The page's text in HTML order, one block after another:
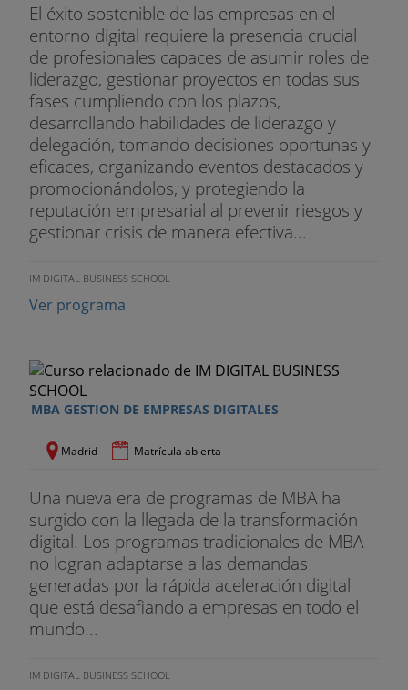
El éxito sostenible de las empresas en el
entorno digital requiere la presencia crucial
de profesionales capaces de asumir roles de
liderazgo, gestionar proyectos en todas sus
fases cumpliendo con los plazos,
desarrollando habilidades de liderazgo y
delegación, tomando decisiones oportunas y
eficaces, organizando eventos destacados y
promocionándolos, y protegiendo la
reputación empresarial al prevenir riesgos y
gestionar crisis de manera efectiva...
IM DIGITAL BUSINESS SCHOOL
Ver programa
MBA GESTION DE EMPRESAS DIGITALES
Madrid Matrícula abierta
Una nueva era de programas de MBA ha
surgido con la llegada de la transformación
digital. Los programas tradicionales de MBA
no logran adaptarse a las demandas
generadas por la rápida aceleración digital
que está desafiando a empresas en todo el
mundo...
IM DIGITAL BUSINESS SCHOOL